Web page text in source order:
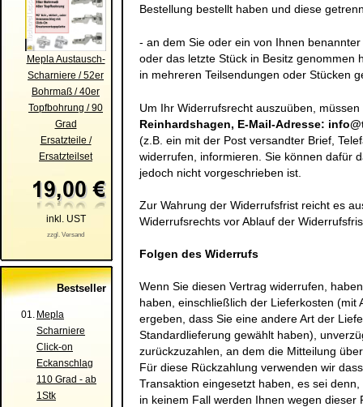
Mepla Austausch-
Scharniere / 52er
Bohrmaß / 40er
Topfbohrung / 90
Grad
Ersatzteile /
Ersatzteilset
inkl. UST
zzgl. Versand
Bestseller
01. Mepla
Scharniere
Click-on
Eckanschlag
110 Grad - ab
1Stk
Bestellung bestellt haben und diese
- an dem Sie oder ein von Ihnen
oder das letzte Stück in Besitz genommen
in mehreren Teilsendungen oder Stücken
Um Ihr Widerrufsrecht auszuüben,
Reinhardshagen, E-Mail-Adresse:
(z.B. ein mit der Post versandter Brief,
widerrufen, informieren. Sie können dafür
jedoch nicht vorgeschrieben ist.
Zur Wahrung der Widerrufsfrist reicht es
Widerrufsrechts vor Ablauf der
Folgen des Widerrufs
Wenn Sie diesen Vertrag widerrufen,
haben, einschließlich der Lieferkosten (mit
ergeben, dass Sie eine andere Art der
Standardlieferung gewählt haben),
zurückzuzahlen, an dem die Mitteilung
Für diese Rückzahlung verwenden wir
Transaktion eingesetzt haben, es sei
in keinem Fall werden Ihnen wegen dieser